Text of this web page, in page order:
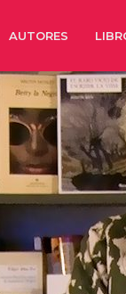
AUTORES